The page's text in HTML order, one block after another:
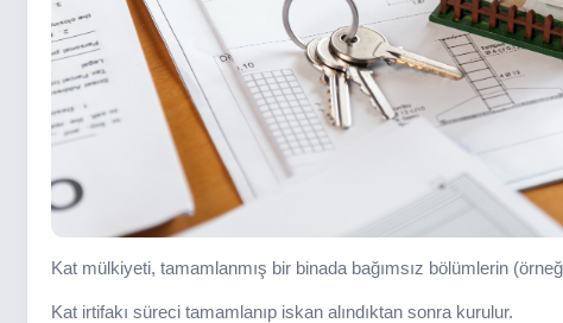
Kat mülkiyeti, tamamlanmış bir binada bağımsız bölümlerin
Kat irtifakı süreci tamamlanıp iskan alındıktan sonra kurulur.